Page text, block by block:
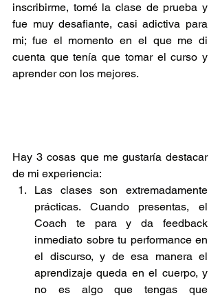
inscribirme, tomé la clase de prueba y
fue muy desafiante, casi adictiva para
mi; fue el momento en el que me di
cuenta que tenía que tomar el curso y
aprender con los mejores.
Hay 3 cosas que me gustaría destacar
de mi experiencia:
Las clases son extremadamente
prácticas. Cuando presentas, el
Coach te para y da feedback
inmediato sobre tu performance en
el discurso, y de esa manera el
aprendizaje queda en el cuerpo, y
no es algo que tengas que